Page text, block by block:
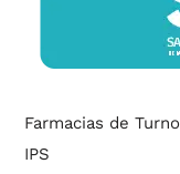
Farmacias de Turno
IPS